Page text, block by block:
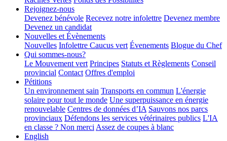
Rejoignez-nous
Devenez bénévole Recevez notre infolettre Devenez membre
Devenez un candidat
Nouvelles et Évènements
Nouvelles Infolettre Caucus vert Évenements Blogue du Chef
Qui sommes-nous?
Le Mouvement vert Principes Statuts et Règlements Conseil
provincial Contact Offres d'emploi
Pétitions
Un environnement sain Transports en commun L'énergie
solaire pour tout le monde Une superpuissance en énergie
renouvelable Centres de données d’IA Sauvons nos parcs
provinciaux Défendons les services vétérinaires publics L'IA
en classe ? Non merci Assez de coupes à blanc
English